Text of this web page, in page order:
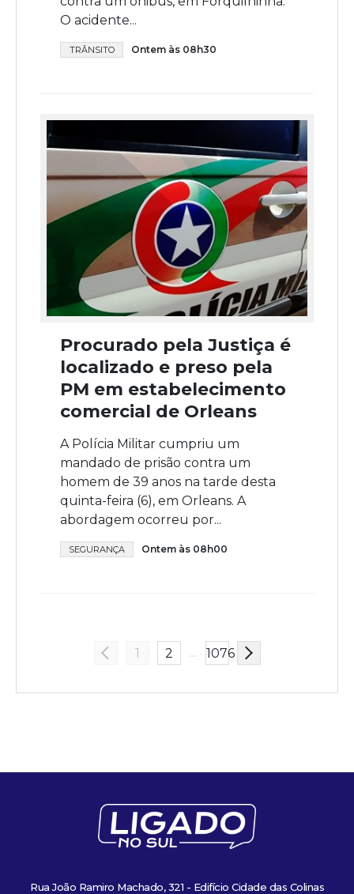
O acidente...
TRÂNSITO Ontem às 08h30
Procurado pela Justiça é
localizado e preso pela
PM em estabelecimento
comercial de Orleans
A Polícia Militar cumpriu um
mandado de prisão contra um
homem de 39 anos na tarde desta
quinta-feira (6), em Orleans. A
abordagem ocorreu por...
SEGURANÇA Ontem às 08h00
1 2 … 1076
Rua João Ramiro Machado, 321 - Edifício Cidade das Colinas